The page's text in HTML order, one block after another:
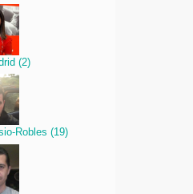
(2)
Robles (19)